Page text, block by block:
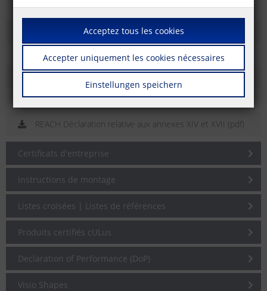
Conflict Material Statement (pdf)
Politique Environnementale (pdf)
Politique qualité (pdf)
REACH Déclaration (pdf)
REACH Déclaration relative aux annexes XIV et XVII (pdf)
Certificats d'entreprise
Instructions de montage
Listes croisées | Listes de références
Produits certifiés cULus
Declaration of Performance (DoP)
Visio Shapes
Acceptez tous les cookies
Accepter uniquement les cookies nécessaires
Einstellungen speichern